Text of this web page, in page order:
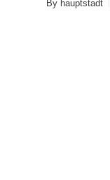
By hauptstadt